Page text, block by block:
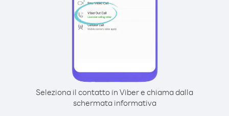
Seleziona il contatto in Viber e chiama dalla
schermata informativa